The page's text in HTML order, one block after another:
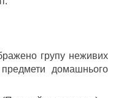
групу неживих
предмети домашнього